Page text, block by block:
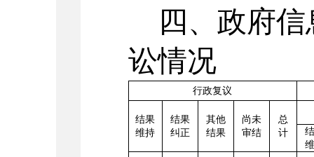
四、政府
讼情况
行政复议
结果
维持
结果
纠正
其他
结果
尚未
审结
总
计